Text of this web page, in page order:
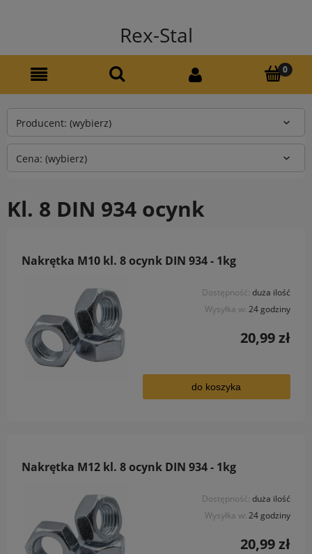
Rex-Stal
Producent: (wybierz)
Cena: (wybierz)
Kl. 8 DIN 934 ocynk
Nakrętka M10 kl. 8 ocynk DIN 934 - 1kg
Dostępność: duża ilość
Wysyłka w: 24 godziny
20,99 zł
do koszyka
Nakrętka M12 kl. 8 ocynk DIN 934 - 1kg
Dostępność: duża ilość
Wysyłka w: 24 godziny
20,99 zł